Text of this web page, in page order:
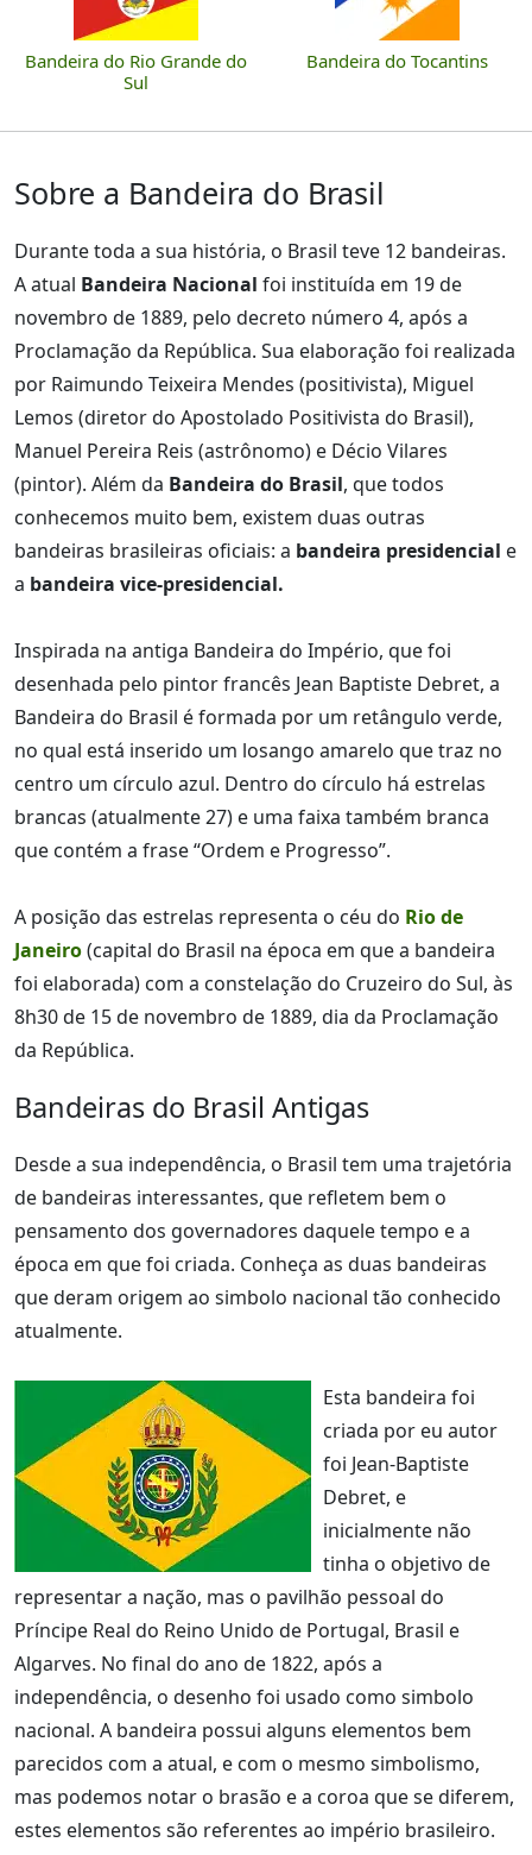
Bandeira do Rio Grande do
Sul
Bandeira do Tocantins
Sobre a Bandeira do Brasil
Durante toda a sua história, o Brasil teve 12 bandeiras.
A atual Bandeira Nacional foi instituída em 19 de
novembro de 1889, pelo decreto número 4, após a
Proclamação da República. Sua elaboração foi realizada
por Raimundo Teixeira Mendes (positivista), Miguel
Lemos (diretor do Apostolado Positivista do Brasil),
Manuel Pereira Reis (astrônomo) e Décio Vilares
(pintor). Além da Bandeira do Brasil, que todos
conhecemos muito bem, existem duas outras
bandeiras brasileiras oficiais: a bandeira presidencial e
a bandeira vice-presidencial.
Inspirada na antiga Bandeira do Império, que foi
desenhada pelo pintor francês Jean Baptiste Debret, a
Bandeira do Brasil é formada por um retângulo verde,
no qual está inserido um losango amarelo que traz no
centro um círculo azul. Dentro do círculo há estrelas
brancas (atualmente 27) e uma faixa também branca
que contém a frase “Ordem e Progresso”.
A posição das estrelas representa o céu do Rio de
Janeiro(capital do Brasil na época em que a bandeira
foi elaborada) com a constelação do Cruzeiro do Sul, às
8h30 de 15 de novembro de 1889, dia da Proclamação
da República.
Bandeiras do Brasil Antigas
Desde a sua independência, o Brasil tem uma trajetória
de bandeiras interessantes, que refletem bem o
pensamento dos governadores daquele tempo e a
época em que foi criada. Conheça as duas bandeiras
que deram origem ao simbolo nacional tão conhecido
atualmente.
Esta bandeira foi
criada por eu autor
foi Jean-Baptiste
Debret, e
inicialmente não
tinha o objetivo de
representar a nação, mas o pavilhão pessoal do
Príncipe Real do Reino Unido de Portugal, Brasil e
Algarves. No final do ano de 1822, após a
independência, o desenho foi usado como simbolo
nacional. A bandeira possui alguns elementos bem
parecidos com a atual, e com o mesmo simbolismo,
mas podemos notar o brasão e a coroa que se diferem,
estes elementos são referentes ao império brasileiro.